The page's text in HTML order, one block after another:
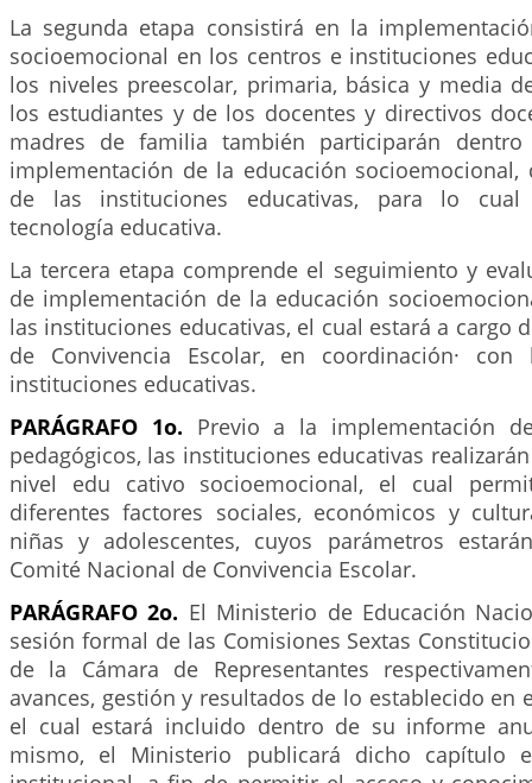
La segunda etapa consistirá en la
socioemocional en los centros e instituciones
los niveles preescolar, primaria, básica y media
los estudiantes y de los docentes y directivos
madres de familia también participarán
implementación de la educación socioemocional,
de las instituciones educativas, para lo cual
tecnología educativa.
La tercera etapa comprende el seguimiento y
de implementación de la educación
las instituciones educativas, el cual estará a cargo
de Convivencia Escolar, en coordinación·
instituciones educativas.
PARÁGRAFO 1o. Previo a la implementación
pedagógicos, las instituciones educativas
nivel edu cativo socioemocional, el cual
diferentes factores sociales, económicos y
niñas y adolescentes, cuyos parámetros
Comité Nacional de Convivencia Escolar.
PARÁGRAFO 2o. El Ministerio de Educación
sesión formal de las Comisiones Sextas
de la Cámara de Representantes
avances, gestión y resultados de lo establecido en
el cual estará incluido dentro de su informe
mismo, el Ministerio publicará dicho capítulo